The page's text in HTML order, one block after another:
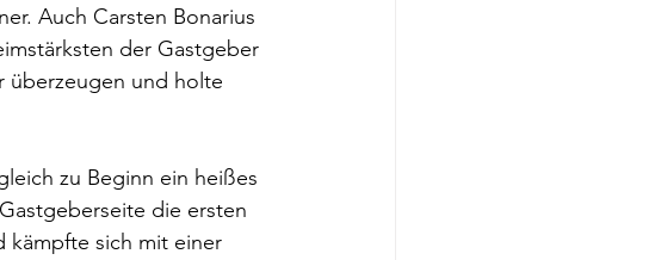
Auch Carsten Bonarius
der Gastgeber
überzeugen und holte
zu Beginn ein heißes
die ersten
kämpfte sich mit einer